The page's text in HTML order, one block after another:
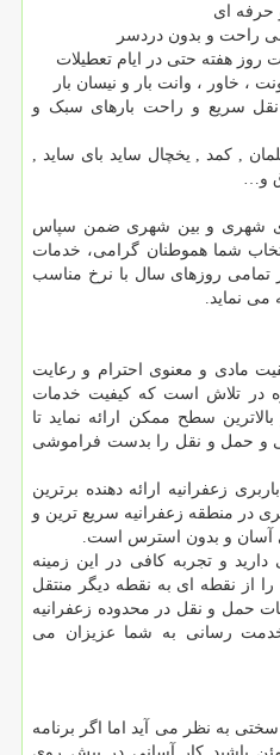
حرفه ای
راحت و بدون دردسر
، خاور ، وانت بار و نیسان بار
سریع و راحت بارهای سبک و
, کمد , یخچال ساید بای ساید ,
و
شهری و بین شهری ضمن سپاس
شما هموطنان گرامی، خدمات
تمامی روزهای سال با نرخ مناسب
می نماید.
مادی و معنوی احترام و رعایت
در تلاش است که کیفیت خدمات
سطح ممکن ارائه نماید تا
و حمل و نقل را بدست فراموشی
زعفرانیه ارائه دهنده برترین
در منطقه زعفرانیه سریع ترین و
آسان و بدون استرس است.
و تجربه کافی در این زمینه
را از نقطه ای به نقطه دیگر منتقل
حمل و نقل در محدوده زعفرانیه
خدمت رسانی به شما عزیزان می
به نظر می آید اما اگر برنامه
باشید کار آسانی در پیش روی